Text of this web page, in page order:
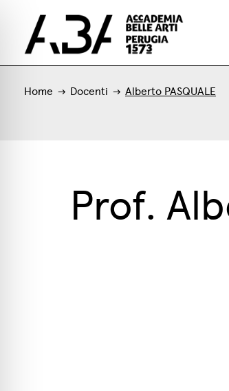
Home Docenti Alberto PASQUALE
Prof.